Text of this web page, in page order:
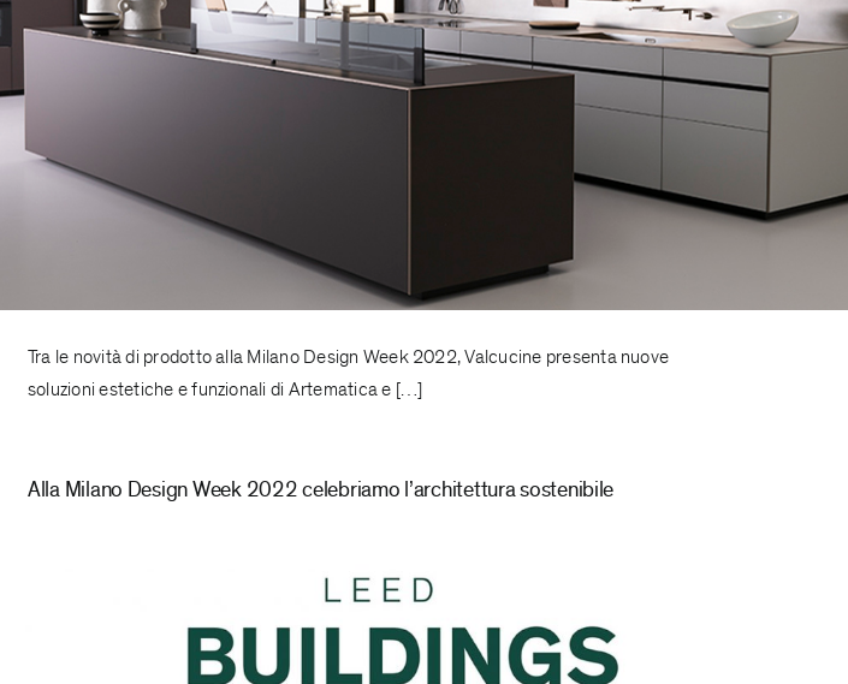
Tra le novità di prodotto alla Milano Design Week 2022, Valcucine presenta nuove
soluzioni estetiche e funzionali di Artematica e […]
Alla Milano Design Week 2022 celebriamo l’architettura sostenibile